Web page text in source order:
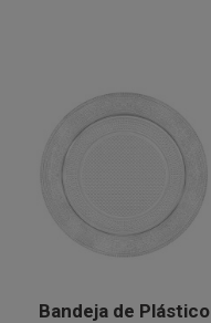
Bandeja de Plástico